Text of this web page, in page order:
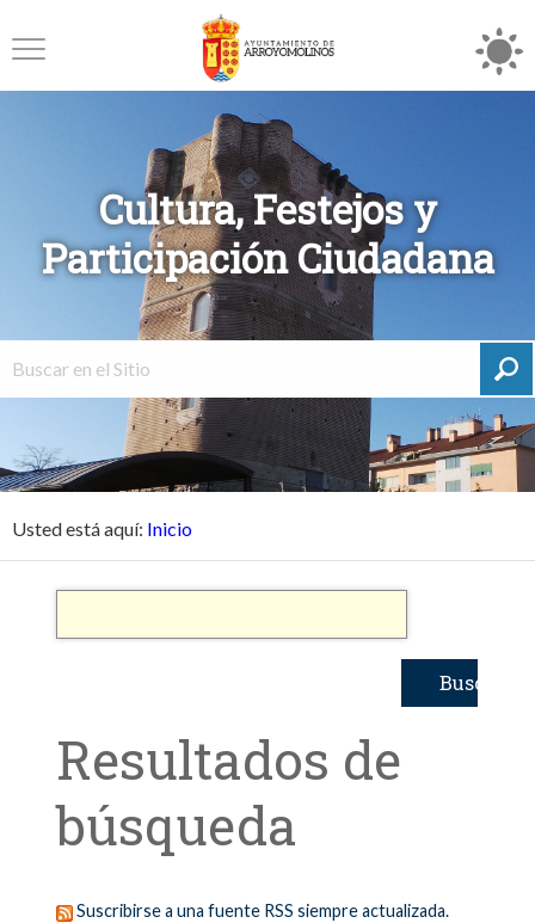
Cultura, Festejos y
Participación Ciudadana
Usted está aquí: Inicio
Resultados de
búsqueda
Suscribirse a una fuente RSS siempre actualizada.